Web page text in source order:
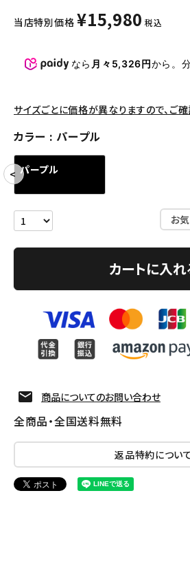
バックパック・リュック
その他バッグ類
パンツ・ショーツ
アクセサリー
COLLABORATION BRAND
ようこそ ゲスト 様
ログイン person 会員登録
当店特別価格 ¥15,980 税込
なら 月々5,326円から。
サイズごとに価格が異なりますので、ご
カラー パープル
パープル
お
カートに入れ
商品についてのお問い合わせ
全商品・全国送料無料
返品特約につい